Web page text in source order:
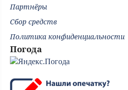
Партнёры
Сбор средств
Политика конфиденциальности
Погода